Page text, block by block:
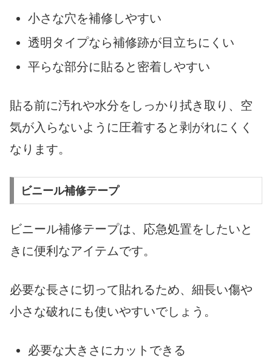
小さな穴を補修しやすい
透明タイプなら補修跡が目立ちにくい
平らな部分に貼ると密着しやすい
貼る前に汚れや水分をしっかり拭き取り、空
気が入らないように圧着すると剥がれにくく
なります。
ビニール補修テープ
ビニール補修テープは、応急処置をしたいと
きに便利なアイテムです。
必要な長さに切って貼れるため、細長い傷や
小さな破れにも使いやすいでしょう。
必要な大きさにカットできる